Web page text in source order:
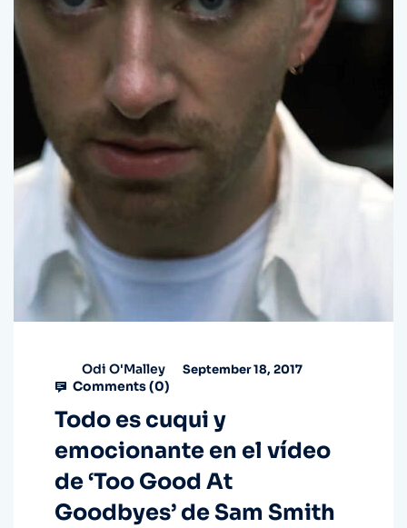
Odi O'Malley September 18, 2017
Comments (0)
Todo es cuqui y
emocionante en el vídeo
de ‘Too Good At
Goodbyes’ de Sam Smith